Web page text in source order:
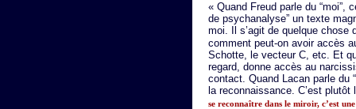
« Quand Freud parle du “moi”,
de psychanalyse” un texte
moi. Il s’agit de quelque chose
comment peut-on avoir accès
Schotte, le vecteur C, etc. Et
regard, donne accès au
contact. Quand Lacan parle du
la reconnaissance. C’est
se reconnaître dans le miroir, c’est